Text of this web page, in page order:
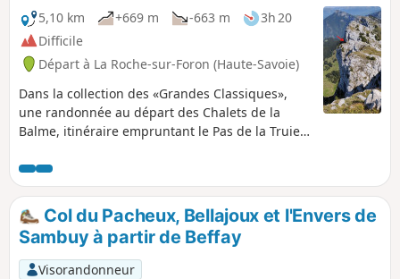
5,10 km +669 m -663 m
3h 20
Difficile
Départ à La Roche-sur-Foron (Haute-Savoie)
Dans la collection des «Grandes Classiques»,
une randonnée au départ des Chalets de la
Balme, itinéraire empruntant le Pas de la Truie,
la Pointe de Sous-Dîne, puis un parcours sur la
crête sommitale de la chaîne de Soudine (ou
Sous-Dîne) pour atteindre l’authentique sommet
de la Montagne de Sous-Dîne. Retour par le Col
du Câble.
Col du Pacheux, Bellajoux et l'Envers de
Sambuy à partir de Beffay
Visorandonneur